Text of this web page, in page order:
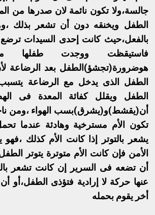
جالسة،ولا تكون نائمة لان صدرها من
الطفل ويخنقه دون أن تشعر بذلك
بالفعل،حيث كانت إحدى السيدات
فاستيقظت ووجدت طفلها
هوضرورة(تجشؤ)الطفل بعد الرضاعة
الطفل الذى يدخل مع الرضاعة
الطفل ويقلل كفائة المعدة فى
أن(يقشط)و(يشرق)بسب الهواء ،ومن
تكون الأم مسترخية وهادئة عندما
يشعر بالتوتر إذا كانت الأم كذلك
الأمن فإن كانت الأم متوترة يتوتر
أن تضعه فى السرير إن كانت تشعر
عنها حركة لا إرادية فتؤذى الطفل،أو
أخر يقوم بحمله